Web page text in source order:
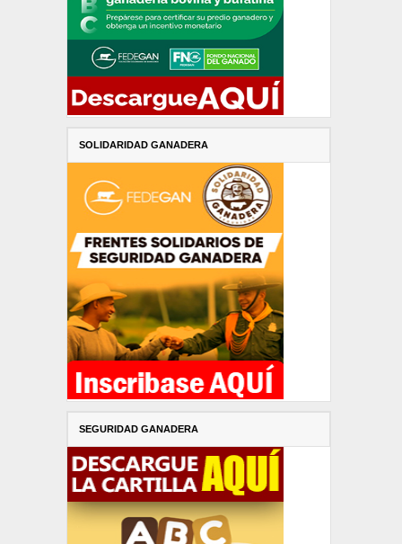
SOLIDARIDAD GANADERA
SEGURIDAD GANADERA